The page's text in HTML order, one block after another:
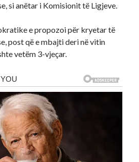
si anëtar i Komisionit të Ligjeve.
e propozoi për kryetar të
post që e mbajti deri në vitin
vetëm 3-vjeçar.